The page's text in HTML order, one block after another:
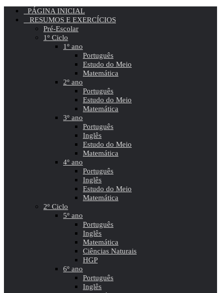
PÁGINA INICIAL
RESUMOS E EXERCÍCIOS
Pré-Escolar
1º Ciclo
1º ano
Português
Estudo do Meio
Matemática
2º ano
Português
Estudo do Meio
Matemática
3º ano
Português
Inglês
Estudo do Meio
Matemática
4º ano
Português
Inglês
Estudo do Meio
Matemática
2º Ciclo
5º ano
Português
Inglês
Matemática
Ciências Naturais
HGP
6º ano
Português
Inglês